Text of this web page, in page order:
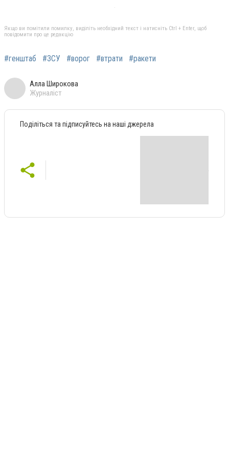
Якщо ви помітили помилку, виділіть необхідний текст і натисніть Ctrl + Enter, щоб
повідомити про це редакцію
#генштаб #ЗСУ #ворог #втрати #ракети
Алла Широкова
Журналіст
Поділіться та підписуйтесь на наші джерела